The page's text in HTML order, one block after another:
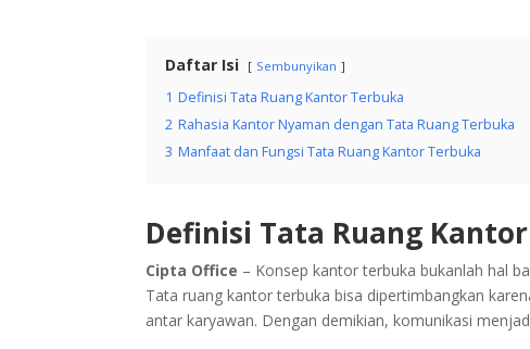
Daftar Isi Sembunyikan
1 Definisi Tata Ruang Kantor Terbuka
2 Rahasia Kantor Nyaman dengan Tata Ruang Terbuka
3 Manfaat dan Fungsi Tata Ruang Kantor Terbuka
Definisi Tata Ruang
Cipta Office – Konsep kantor terbuka bukanlah hal
Tata ruang kantor terbuka bisa dipertimbangkan
antar karyawan. Dengan demikian, komunikasi